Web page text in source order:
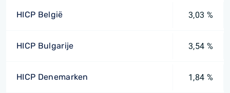
HICP België 3,03 %
HICP Bulgarije 3,54 %
HICP Denemarken 1,84 %